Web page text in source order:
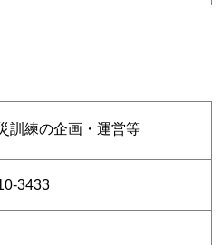
訓練の企画・運営等
3433